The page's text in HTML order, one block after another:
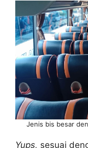
Jenis bis besar
Yups, sesuai